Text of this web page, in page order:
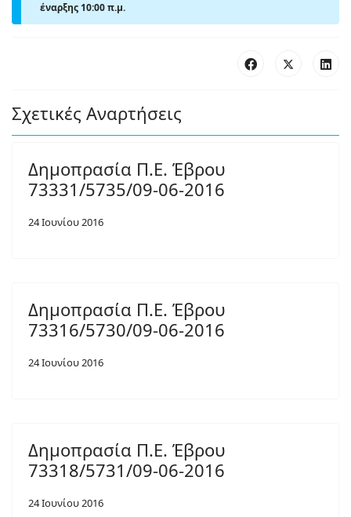
έναρξης 10:00 π.μ.
Σχετικές Αναρτήσεις
Δημοπρασία Π.Ε. Έβρου
73331/5735/09-06-2016
24 Ιουνίου 2016
Δημοπρασία Π.Ε. Έβρου
73316/5730/09-06-2016
24 Ιουνίου 2016
Δημοπρασία Π.Ε. Έβρου
73318/5731/09-06-2016
24 Ιουνίου 2016